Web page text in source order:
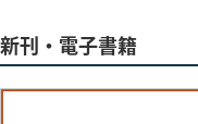
新刊・電子書籍